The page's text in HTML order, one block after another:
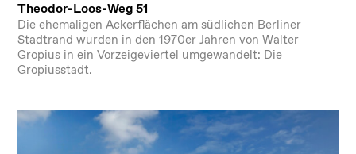
Theodor-Loos-Weg 51
Die ehemaligen Ackerflächen am südlichen Berliner
Stadtrand wurden in den 1970er Jahren von Walter
Gropius in ein Vorzeigeviertel umgewandelt: Die
Gropiusstadt.